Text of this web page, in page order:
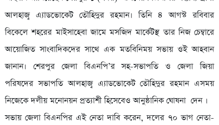
আলহাজ্ব এ্যাডভোকেট তৌহিদুর রহমান। তিনি ৪ আগস্ট রবিবার
বিকেলে শহরের মাইসাহেবা জামে মসজিদ মার্কেটস্থ তার নিজ চেম্বারে
আয়োজিত সাংবাদিকদের সাথে এক মতবিনিময় সভায় ওই আহবান
জানান। শেরপুর জেলা বিএনপি’র সহ-সভাপতি ও জেলা জিয়া
পরিষদের সভাপতি আলহাজ্ব এ্যাডভোকেট তৌহিদুর রহমান এসময়
নিজেকে দলীয় মনোনয়ন প্রত্যাশী হিসেবেও আনুষ্ঠানিক ঘোষনা দেন ।
সভায় জেলা বিএনপির এই নেতা দাবি করেন, দলের ৭০ ভাগ নেতা-